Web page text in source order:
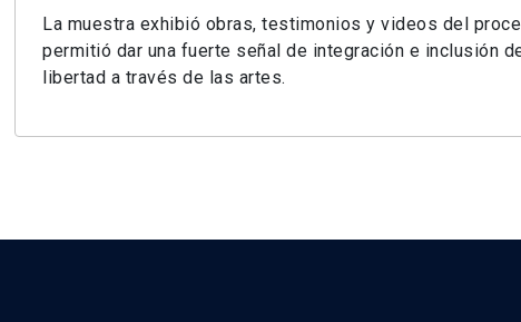
La muestra exhibió obras, testimonios y videos del
permitió dar una fuerte señal de integración e inclusión
libertad a través de las artes.